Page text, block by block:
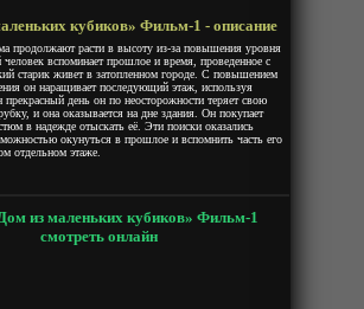
кубиков» Фильм-1 - описание
продолжают расти в высоту из-за повышения уровня
вспоминает прошлое и время, проведенное с
старик живет в затопленном городе. С повышением
он наращивает последующий этаж, используя
день он по неосторожности теряет свою
и она оказывается на дне здания. Он покупает
в надежде отыскать её. Эти поиски оказались
окунуться в прошлое и вспомнить часть его
отдельном этаже.
из маленьких кубиков» Фильм-1
смотреть онлайн